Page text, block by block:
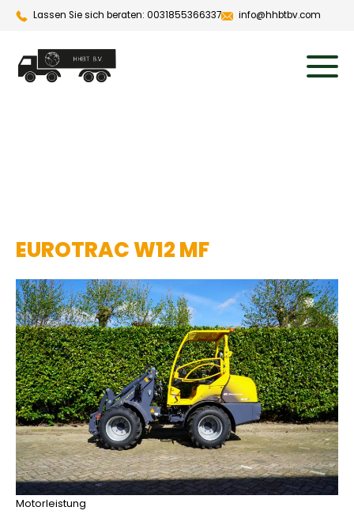
Lassen Sie sich beraten: 0031855366337 info@hhbtbv.com
EUROTRAC W12 MF
Motorleistung